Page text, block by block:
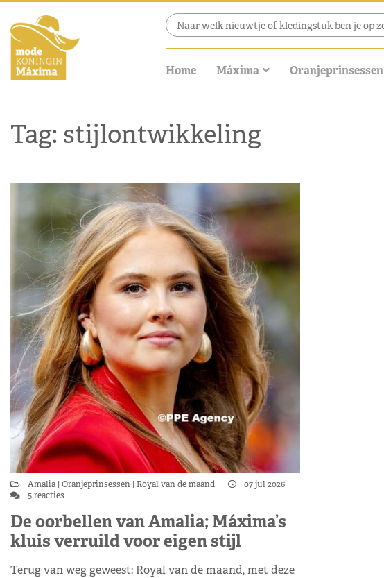
Home Máxima Oranjeprinsessen
Tag: stijlontwikkeling
Amalia Oranjeprinsessen Royal van de maand
07 jul 2026
5 reacties
De oorbellen van Amalia; Máxima’s
kluis verruild voor eigen stijl
Terug van weg geweest: Royal van de maand, met deze